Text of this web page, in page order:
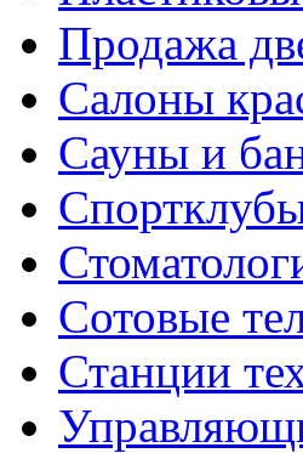
Продажа
Салоны
Сауны и
Сотовые
Станции